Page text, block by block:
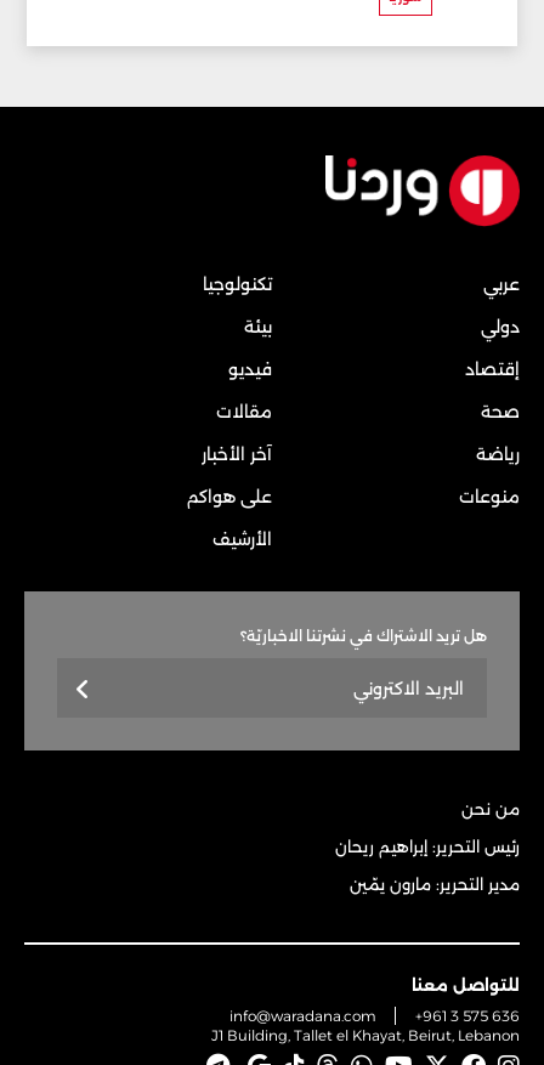
عربي
دولي
إقتصاد
صحة
رياضة
منوعات
تكنولوجيا
بيئة
فيديو
مقالات
آخر الأخبار
على هواكم
الأرشيف
هل تريد الاشتراك في نشرتنا الاخباريّة؟
من نحن
رئيس التحرير: إبراهيم ريحان
مدير التحرير: مارون يمّين
للتواصل معنا
info@waradana.com
+961 3 575 636
J1 Building, Tallet el Khayat, Beirut, Lebanon